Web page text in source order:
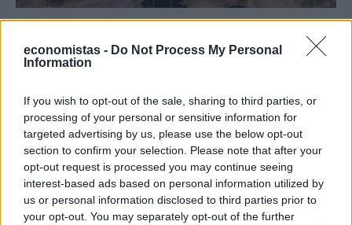
economistas - Do Not Process My Personal
Information
If you wish to opt-out of the sale, sharing to third parties, or
processing of your personal or sensitive information for
targeted advertising by us, please use the below opt-out
section to confirm your selection. Please note that after your
opt-out request is processed you may continue seeing
interest-based ads based on personal information utilized by
us or personal information disclosed to third parties prior to
your opt-out. You may separately opt-out of the further
STORIES
Maternal Instinct: Η πραγματική ιστορία
πίσω από το συγκλονιστικό ντοκιμαντέρ
Το ντοκιμαντέρ Maternal Instinct (Μητρικό Ένστικτο) του Netflix
εξιστορεί μια από τις πιο ανατριχιαστικές εγκληματικές υποθέσεις
στις ΗΠΑ: τη δολοφονία της 21χρονης εγκύου Reagan Simmons-
Hancock από την Taylor Parker το 2020, προκειμένου η τελευταία
να κλέψει το αγέννητο μωρό της.